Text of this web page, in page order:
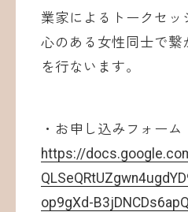
業家によるトークセッ
心のある女性同士で繋
を行ないます。
・お申し込みフォーム
https://
op9gXd-